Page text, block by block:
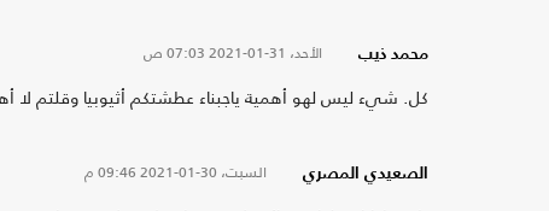
محمد ذيب الأحد، 31-01-2021 07:03 ص
كل. شيء ليس لهو أهمية ياجبناء عطشتكم أثيوبيا وقلتم لا
الصعيدي المصري السبت، 30-01-2021 09:46 م